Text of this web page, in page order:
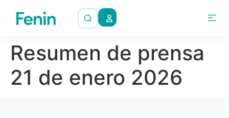
Resumen de prensa
21 de enero 2026